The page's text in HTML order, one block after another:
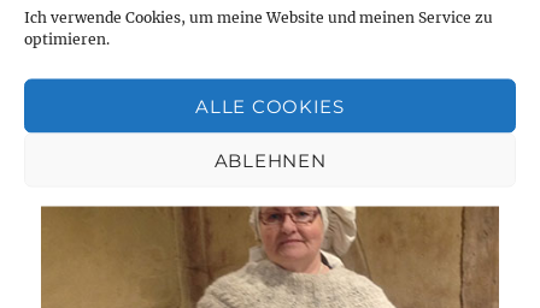
Ich verwende Cookies, um meine Website und meinen Service zu
optimieren.
ALLE COOKIES
ABLEHNEN
Ich
laut.
Mir
war
mal
die
Stones
hören.